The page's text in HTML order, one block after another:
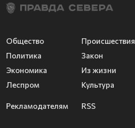
Общество
Политика
Экономика
Леспром
Происшествия
Закон
Из жизни
Культура
Рекламодателям RSS